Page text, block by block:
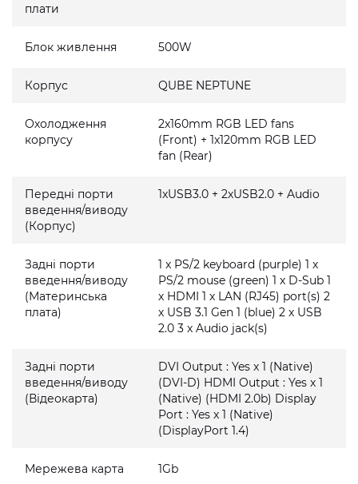
плати
Блок живлення 500W
Корпус QUBE NEPTUNE
Охолодження
корпусу
2x160mm RGB LED fans
(Front) + 1x120mm RGB LED
fan (Rear)
Передні порти
введення/виводу
(Корпус)
1xUSB3.0 + 2xUSB2.0 + Audio
Задні порти
введення/виводу
(Материнська
плата)
1 x PS/2 keyboard (purple) 1 x
PS/2 mouse (green) 1 x D-Sub 1
x HDMI 1 x LAN (RJ45) port(s) 2
x USB 3.1 Gen 1 (blue) 2 x USB
2.0 3 x Audio jack(s)
Задні порти
введення/виводу
(Відеокарта)
DVI Output : Yes x 1 (Native)
(DVI-D) HDMI Output : Yes x 1
(Native) (HDMI 2.0b) Display
Port : Yes x 1 (Native)
(DisplayPort 1.4)
Мережева карта 1Gb